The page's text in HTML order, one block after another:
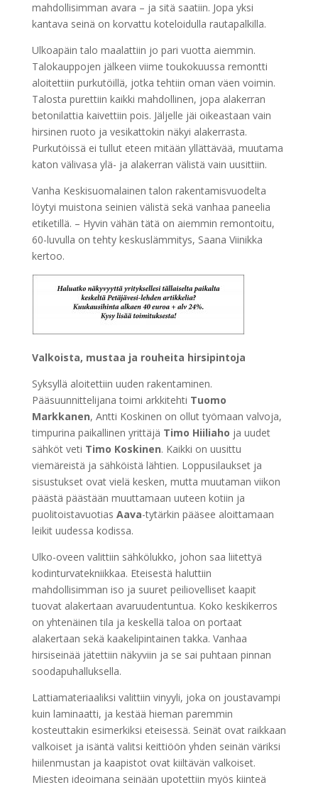
mahdollisimman avara – ja sitä saatiin. Jopa yksi
kantava seinä on korvattu koteloidulla rautapalkilla.
Ulkoapäin talo maalattiin jo pari vuotta aiemmin.
Talokauppojen jälkeen viime toukokuussa remontti
aloitettiin purkutöillä, jotka tehtiin oman väen voimin.
Talosta purettiin kaikki mahdollinen, jopa alakerran
betonilattia kaivettiin pois. Jäljelle jäi oikeastaan vain
hirsinen ruoto ja vesikattokin näkyi alakerrasta.
Purkutöissä ei tullut eteen mitään yllättävää, muutama
katon välivasa ylä- ja alakerran välistä vain uusittiin.
Vanha Keskisuomalainen talon rakentamisvuodelta
löytyi muistona seinien välistä sekä vanhaa paneelia
etiketillä. – Hyvin vähän tätä on aiemmin remontoitu,
60-luvulla on tehty keskuslämmitys, Saana Viinikka
kertoo.
Valkoista, mustaa ja rouheita hirsipintoja
Syksyllä aloitettiin uuden rakentaminen.
Pääsuunnittelijana toimi arkkitehti Tuomo
Markkanen, Antti Koskinen on ollut työmaan valvoja,
timpurina paikallinen yrittäjä Timo Hiiliaho ja uudet
sähköt veti Timo Koskinen. Kaikki on uusittu
viemäreistä ja sähköistä lähtien. Loppusilaukset ja
sisustukset ovat vielä kesken, mutta muutaman viikon
päästä päästään muuttamaan uuteen kotiin ja
puolitoistavuotias Aava-tytärkin pääsee aloittamaan
leikit uudessa kodissa.
Ulko-oveen valittiin sähkölukko, johon saa liitettyä
kodinturvatekniikkaa. Eteisestä haluttiin
mahdollisimman iso ja suuret peiliovelliset kaapit
tuovat alakertaan avaruudentuntua. Koko keskikerros
on yhtenäinen tila ja keskellä taloa on portaat
alakertaan sekä kaakelipintainen takka. Vanhaa
hirsiseinää jätettiin näkyviin ja se sai puhtaan pinnan
soodapuhalluksella.
Lattiamateriaaliksi valittiin vinyyli, joka on joustavampi
kuin laminaatti, ja kestää hieman paremmin
kosteuttakin esimerkiksi eteisessä. Seinät ovat raikkaan
valkoiset ja isäntä valitsi keittiöön yhden seinän väriksi
hiilenmustan ja kaapistot ovat kiiltävän valkoiset.
Miesten ideoimana seinään upotettiin myös kiinteä